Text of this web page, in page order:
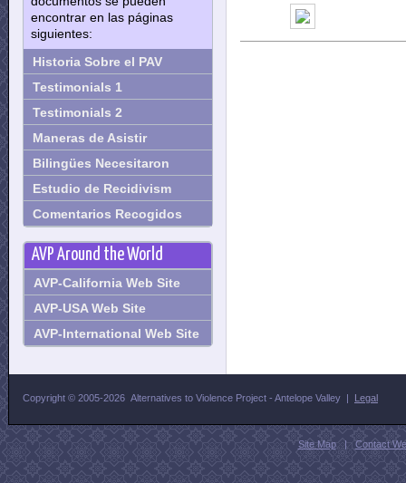
encontrar en las páginas
siguientes:
Historia Sobre el PAV
Testimonials 1
Testimonials 2
Maneras de Asistir
Bilingües Necesitaron
Estudio de Recidivism
Comentarios Recogidos
AVP Around the World
AVP-California Web Site
AVP-USA Web Site
AVP-International Web Site
Copyright © 2005-2026 Alternatives to Violence Project - Antelope Valley | Legal
Site Map | Contact